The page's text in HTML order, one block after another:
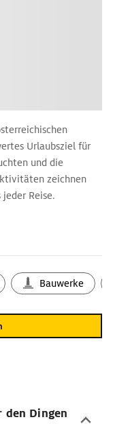
Urlaubsziel für
und die
zeichnen
Reise.
den Top-Reisetipps
am Stadtgarten
Kinder und
in Vorarlberg
Vielmehr gibt es
Bauwerke
den Dingen